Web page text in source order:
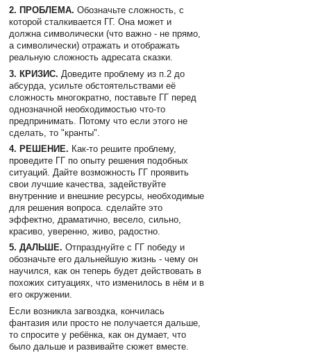
2. ПРОБЛЕМА. Обозначьте сложность, с
которой сталкивается ГГ. Она может и
должна символически (что важно - не прямо,
а символически) отражать и отображать
реальную сложность адресата сказки.
3. КРИЗИС. Доведите проблему из п.2 до
абсурда, усильте обстоятельствами её
сложность многократно, поставьте ГГ перед
однозначной необходимостью что-то
предпринимать. Потому что если этого не
сделать, то "кранты".
4. РЕШЕНИЕ. Как-то решите проблему,
проведите ГГ по опыту решения подобных
ситуаций. Дайте возможность ГГ проявить
свои лучшие качества, задействуйте
внутренние и внешние ресурсы, необходимые
для решения вопроса. сделайте это
эффектно, драматично, весело, сильно,
красиво, уверенно, живо, радостно.
5. ДАЛЬШЕ. Отпразднуйте с ГГ победу и
обозначьте его дальнейшую жизнь - чему он
научился, как он теперь будет действовать в
похожих ситуациях, что изменилось в нём и в
его окружении.
Если возникла загвоздка, кончилась
фантазия или просто не получается дальше,
то спросите у ребёнка, как он думает, что
было дальше и развивайте сюжет вместе.